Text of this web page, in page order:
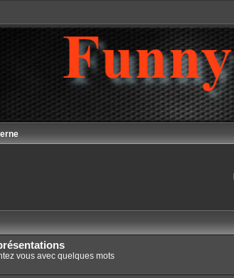
vous avec quelques mots